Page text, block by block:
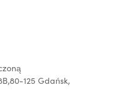
125 Gdańsk,